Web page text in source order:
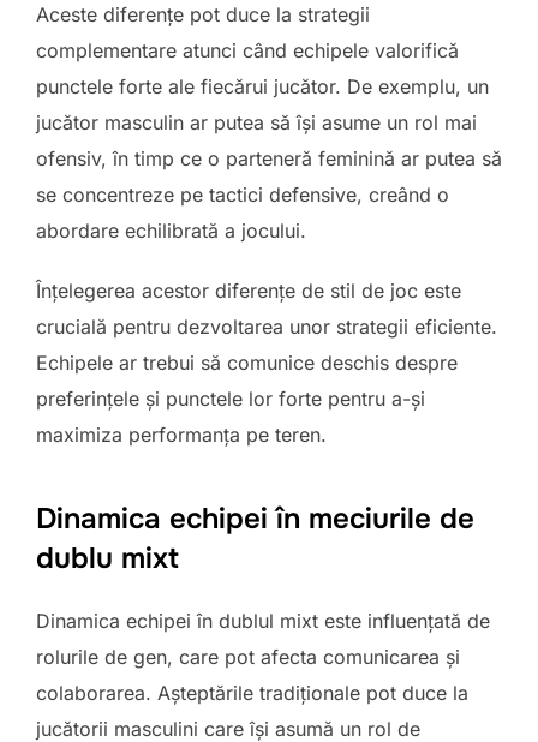
Aceste diferențe pot duce la strategii
complementare atunci când echipele valorifică
punctele forte ale fiecărui jucător. De exemplu, un
jucător masculin ar putea să își asume un rol mai
ofensiv, în timp ce o parteneră feminină ar putea să
se concentreze pe tactici defensive, creând o
abordare echilibrată a jocului.
Înțelegerea acestor diferențe de stil de joc este
crucială pentru dezvoltarea unor strategii eficiente.
Echipele ar trebui să comunice deschis despre
preferințele și punctele lor forte pentru a-și
maximiza performanța pe teren.
Dinamica echipei în meciurile de
dublu mixt
Dinamica echipei în dublul mixt este influențată de
rolurile de gen, care pot afecta comunicarea și
colaborarea. Așteptările tradiționale pot duce la
jucătorii masculini care își asumă un rol de